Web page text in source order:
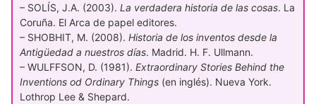
– SOLÍS, J.A. (2003). La verdadera historia de las cosas. La
Coruña. El Arca de papel editores.
– SHOBHIT, M. (2008). Historia de los inventos desde la
Antigüedad a nuestros días. Madrid. H. F. Ullmann.
– WULFFSON, D. (1981). Extraordinary Stories Behind the
Inventions od Ordinary Things (en inglés). Nueva York.
Lothrop Lee & Shepard.